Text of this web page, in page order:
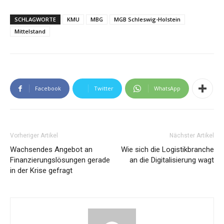
SCHLAGWORTE KMU MBG
MGB Schleswig-Holstein
Mittelstand
Facebook Twitter WhatsApp
Vorheriger Artikel
Wachsendes Angebot an
Finanzierungslösungen gerade
in der Krise gefragt
Nächster Artikel
Wie sich die Logistikbranche
an die Digitalisierung wagt